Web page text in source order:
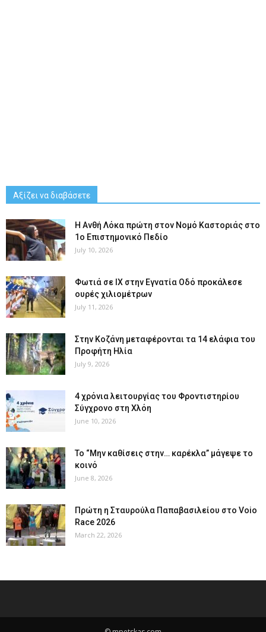
Αξίζει να διαβάσετε
Η Ανθή Λόκα πρώτη στον Νομό Καστοριάς στο
1ο Επιστημονικό Πεδίο
July 10, 2026
Φωτιά σε ΙΧ στην Εγνατία Οδό προκάλεσε
ουρές χιλιομέτρων
July 11, 2026
Στην Κοζάνη μεταφέρονται τα 14 ελάφια του
Προφήτη Ηλία
July 9, 2026
4 χρόνια λειτουργίας του Φροντιστηρίου
Σύγχρονο στη Χλόη
June 10, 2026
Το “Μην καθίσεις στην… καρέκλα” μάγεψε το
κοινό
June 8, 2026
Πρώτη η Σταυρούλα Παπαβασιλείου στο Voio
Race 2026
March 22, 2026